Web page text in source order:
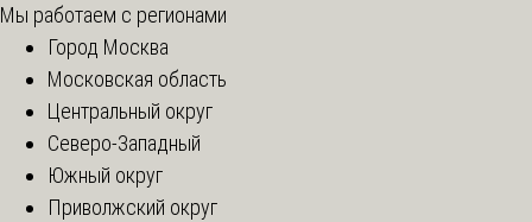
Мы работаем с регионами
Город Москва
Московская область
Центральный округ
Северо-Западный
Южный округ
Приволжский округ